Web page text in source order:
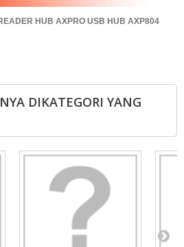
HUB AXPRO USB HUB AXP804
DIKATEGORI YANG